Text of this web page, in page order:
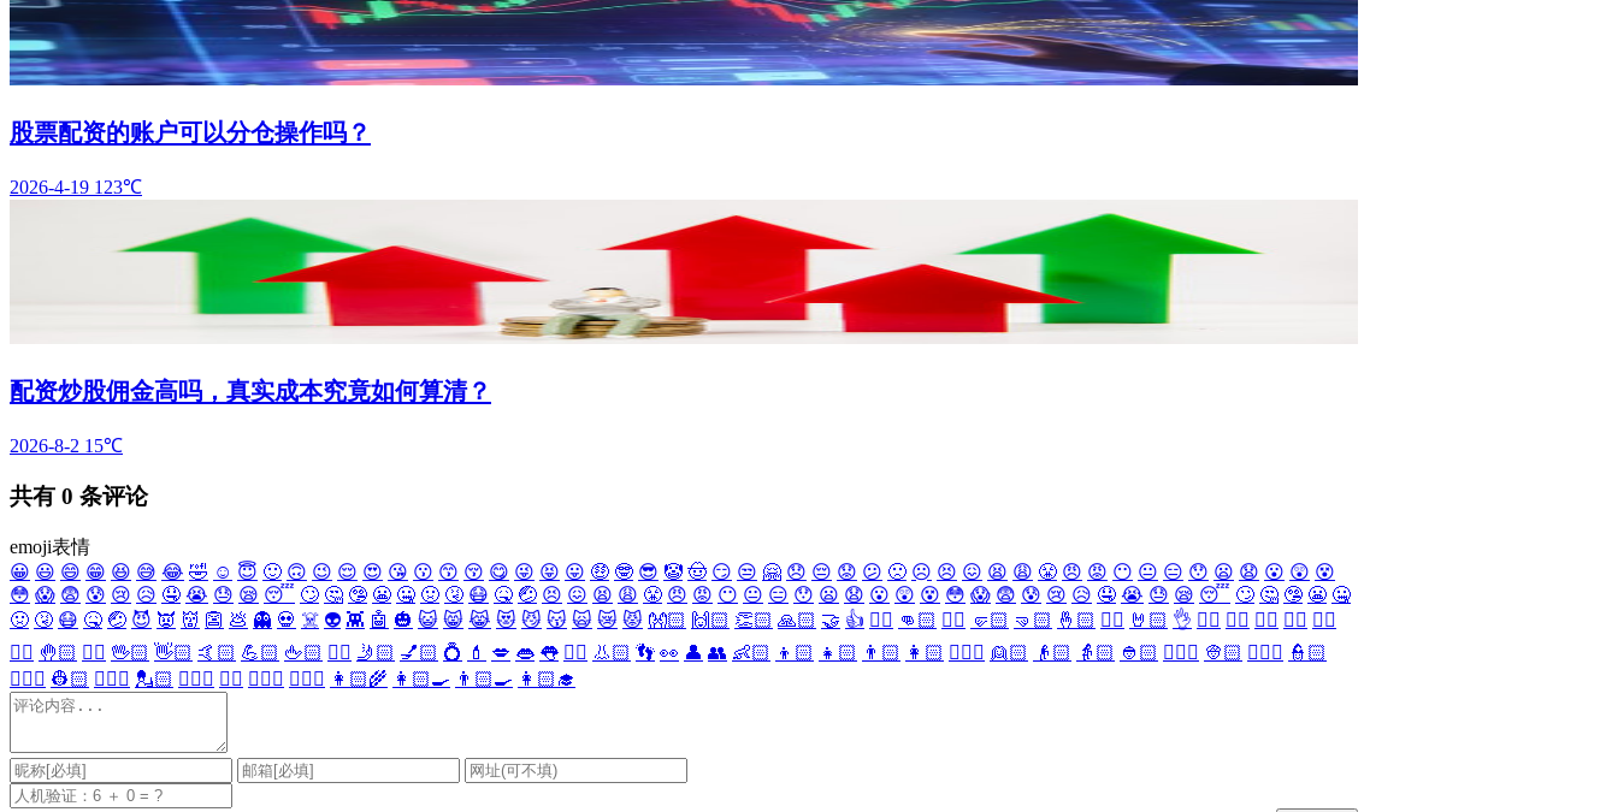
股票配资的账户可以分仓操作吗？
2026-4-19 123℃
配资炒股佣金高吗，真实成本究竟如何算清？
2026-8-2 15℃
共有 0 条评论
emoji表情
😀 😃 😄 😁 😆 😅 😂 🤣 ☺️ 😇 🙂 🙃 😉 😌 😍 😘 😗 😙 😚 😋 😜 😝 😛 🤑 🤓 😎 🤡 🤠 😏 😒 🤗 😞 😔 😟 😕 🙁 ☹️ 😣 😖 😫 😩 😤 😠 😡 😶 😐 😑 😯 😦 😧 😮 😲 😵
😳 😱 😨 😰 😢 😥 🤤 😭 😓 😪 😴 🙄 🤔 🤥 😬 🤐 🤢 🤧 😷 🤒 🤕 😣 😖 😫 😩 😤 😠 😡 😶 😐 😑 😯 😦 😧 😮 😲 😵 😳 😱 😨 😰 😢 😥 🤤 😭 😓 😪 😴 🙄 🤔 🤥 😬 🤐
🤢 🤧 😷 🤒 🤕 😈 👿 👹 👺 💩 👻 💀 ☠️ 👽 👾 🤖 🎃 😺 😸 😹 😻 😼 😽 🙀 😿 😾 👐🏻 🙌🏻 👏🏻 🙏🏻 🤝 👍 👎🏻 👊🏻 ✊🏻 🤛🏻 🤜🏻 🤞🏻 ✌🏻 🤘🏻 👌 👈🏻 👉🏻 👆🏻 👇🏻 ☝🏻
✋🏻 🤚🏻 🖐🏻 🖖🏻 👋🏻 🤙🏻 💪🏻 🖕🏻 ✍🏻 🤳🏻 💅🏻 💍 💄 💋 👄 👅 👂🏻 👃🏻 👣 👀 👤 👥 👶🏻 👦🏻 👧🏻 👨🏻 👩🏻 👱🏻‍♀️ 👱🏻 👴🏻 👵🏻 👲🏻 👳🏻‍♀️ 👳🏻 👮🏻‍♀️ 👮🏻
👷🏻‍♀️ 👷🏻 💂🏻‍♀️ 💂🏻 🕵🏻‍♀️ 🕵🏻 👩🏻‍⚕️ 👨🏻‍⚕️ 👩🏻‍🌾 👩🏻‍🍳 👨🏻‍🍳 👩🏻‍🎓